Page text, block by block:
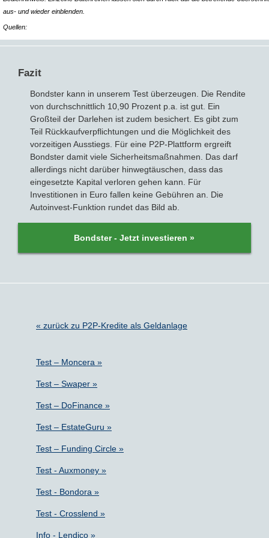
aus- und wieder einblenden.
Quellen:
Fazit
Bondster kann in unserem Test überzeugen. Die Rendite
von durchschnittlich 10,90 Prozent p.a. ist gut. Ein
Großteil der Darlehen ist zudem besichert. Es gibt zum
Teil Rückkaufverpflichtungen und die Möglichkeit des
vorzeitigen Ausstiegs. Für eine P2P-Plattform ergreift
Bondster damit viele Sicherheitsmaßnahmen. Das darf
allerdings nicht darüber hinwegtäuschen, dass das
eingesetzte Kapital verloren gehen kann. Für
Investitionen in Euro fallen keine Gebühren an. Die
Autoinvest-Funktion rundet das Bild ab.
Bondster - Jetzt investieren »
« zurück zu P2P-Kredite als Geldanlage
Test – Moncera »
Test – Swaper »
Test – DoFinance »
Test – EstateGuru »
Test – Funding Circle »
Test - Auxmoney »
Test - Bondora »
Test - Crosslend »
Info - Lendico »